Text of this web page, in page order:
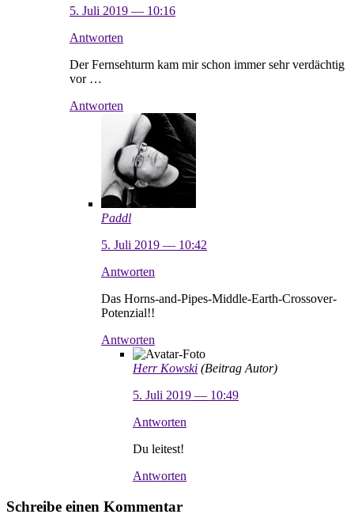
5. Juli 2019 — 10:16
Antworten
Der Fernsehturm kam mir schon immer sehr verdächtig
vor …
Antworten
Paddl
5. Juli 2019 — 10:42
Antworten
Das Horns-and-Pipes-Middle-Earth-Crossover-
Potenzial!!
Antworten
Herr Kowski (Beitrag Autor)
5. Juli 2019 — 10:49
Antworten
Du leitest!
Antworten
Schreibe einen Kommentar